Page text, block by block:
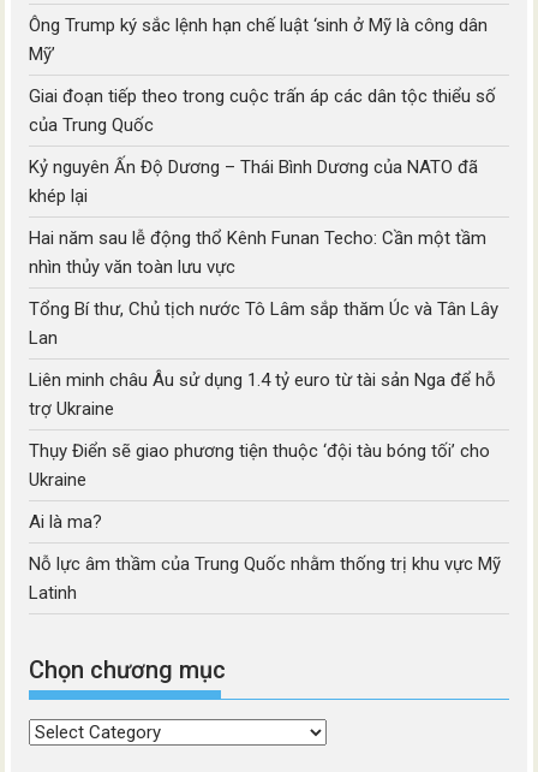
Ông Trump ký sắc lệnh hạn chế luật ‘sinh ở Mỹ là công dân
Mỹ’
Giai đoạn tiếp theo trong cuộc trấn áp các dân tộc thiểu số
của Trung Quốc
Kỷ nguyên Ấn Độ Dương – Thái Bình Dương của NATO đã
khép lại
Hai năm sau lễ động thổ Kênh Funan Techo: Cần một tầm
nhìn thủy văn toàn lưu vực
Tổng Bí thư, Chủ tịch nước Tô Lâm sắp thăm Úc và Tân Lây
Lan
Liên minh châu Âu sử dụng 1.4 tỷ euro từ tài sản Nga để hỗ
trợ Ukraine
Thụy Điển sẽ giao phương tiện thuộc ‘đội tàu bóng tối’ cho
Ukraine
Ai là ma?
Nỗ lực âm thầm của Trung Quốc nhằm thống trị khu vực Mỹ
Latinh
Chọn chương mục
Chọn